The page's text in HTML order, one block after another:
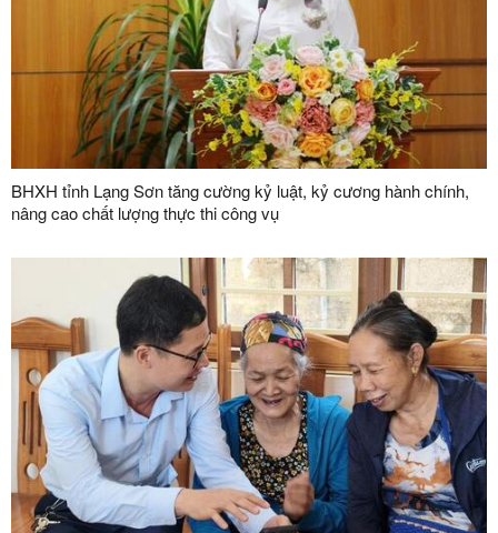
BHXH tỉnh Lạng Sơn tăng cường kỷ luật, kỷ cương hành chính,
nâng cao chất lượng thực thi công vụ